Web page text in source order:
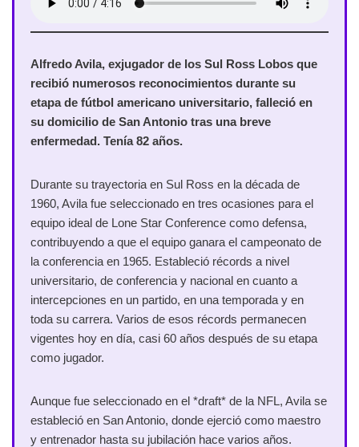
Alfredo Avila, exjugador de los Sul Ross Lobos que
recibió numerosos reconocimientos durante su
etapa de fútbol americano universitario, falleció en
su domicilio de San Antonio tras una breve
enfermedad. Tenía 82 años.
Durante su trayectoria en Sul Ross en la década de
1960, Avila fue seleccionado en tres ocasiones para el
equipo ideal de Lone Star Conference como defensa,
contribuyendo a que el equipo ganara el campeonato de
la conferencia en 1965. Estableció récords a nivel
universitario, de conferencia y nacional en cuanto a
intercepciones en un partido, en una temporada y en
toda su carrera. Varios de esos récords permanecen
vigentes hoy en día, casi 60 años después de su etapa
como jugador.
Aunque fue seleccionado en el *draft* de la NFL, Avila se
estableció en San Antonio, donde ejerció como maestro
y entrenador hasta su jubilación hace varios años.